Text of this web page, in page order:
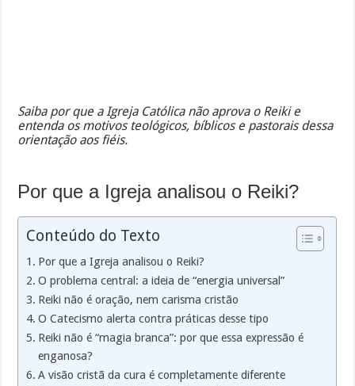
Saiba por que a Igreja Católica não aprova o Reiki e
entenda os motivos teológicos, bíblicos e pastorais dessa
orientação aos fiéis.
Por que a Igreja analisou o Reiki?
Conteúdo do Texto
Por que a Igreja analisou o Reiki?
O problema central: a ideia de “energia universal”
Reiki não é oração, nem carisma cristão
O Catecismo alerta contra práticas desse tipo
Reiki não é “magia branca”: por que essa expressão é
enganosa?
A visão cristã da cura é completamente diferente